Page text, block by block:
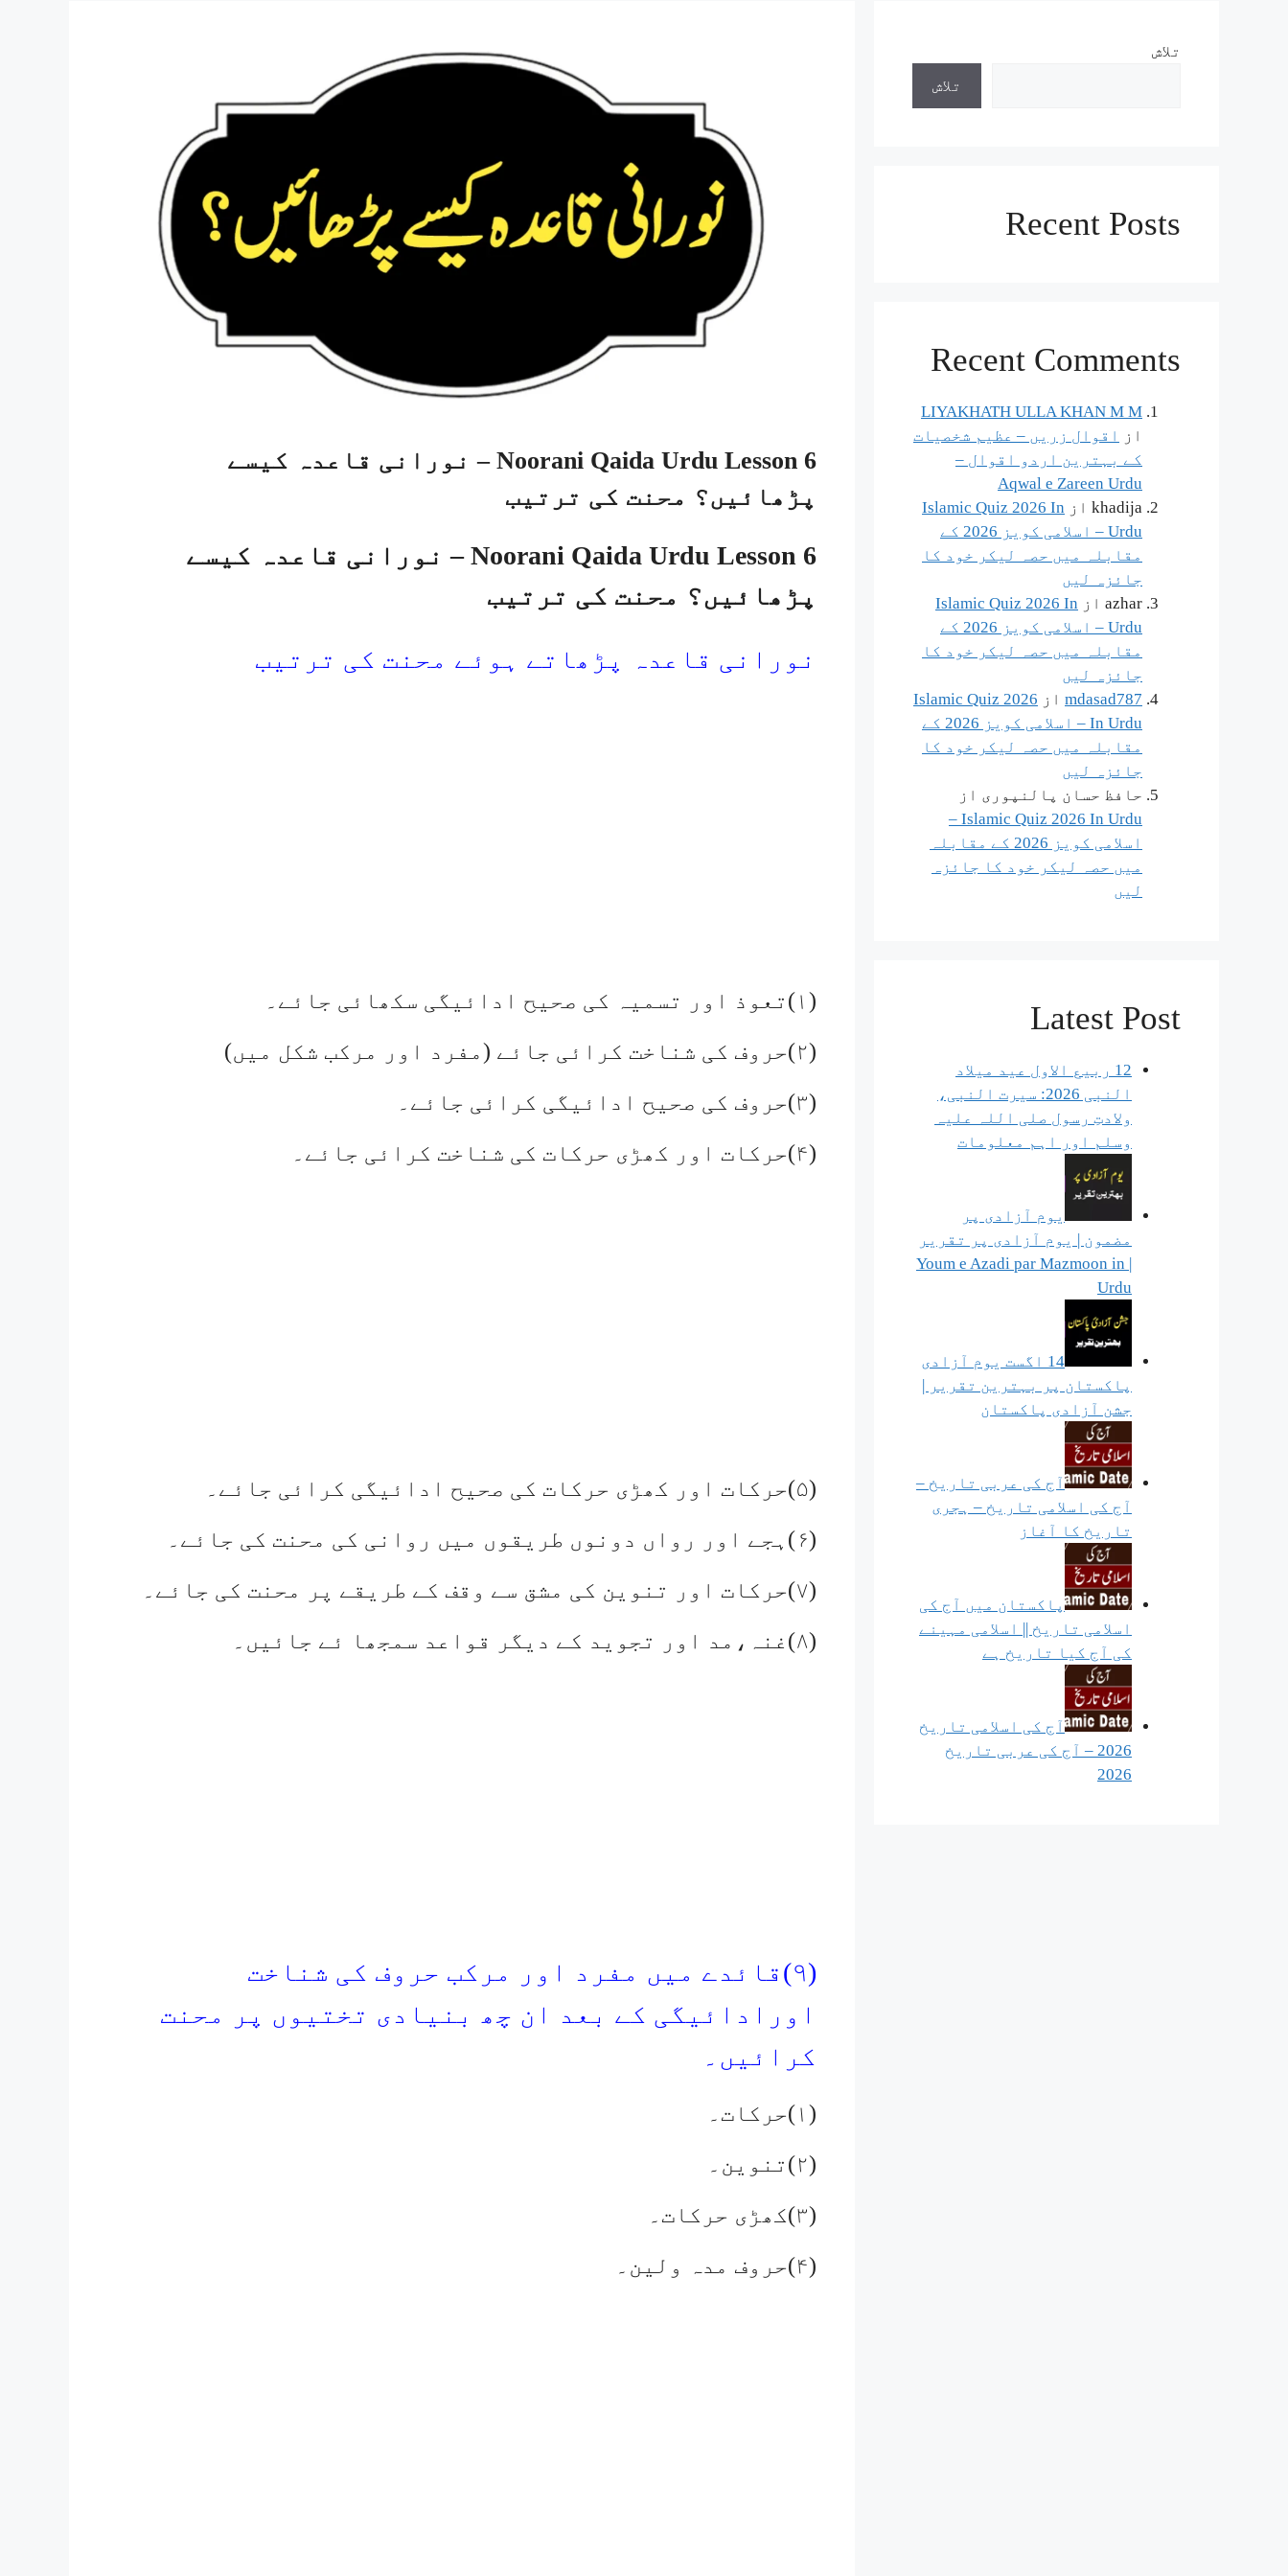
Noorani Qaida Urdu Lesson 6 – نورانی قاعدہ کیسے
پڑھائیں؟ محنت کی ترتیب
Noorani Qaida Urdu Lesson 6 – نورانی قاعدہ کیسے
پڑھائیں؟ محنت کی ترتیب
نورانی قاعدہ پڑھاتے ہوئے محنت کی ترتیب
(۱)تعوذ اور تسمیہ کی صحیح ادائیگی سکھائی جائے۔
(۲)حروف کی شناخت کرائی جائے (مفرد اور مرکب شکل میں)
(۳)حروف کی صحیح ادائیگی کرائی جائے۔
(۴)حرکات اور کھڑی حرکات کی شناخت کرائی جائے۔
(۵)حرکات اور کھڑی حرکات کی صحیح ادائیگی کرائی جائے۔
(۶)ہجے اور رواں دونوں طریقوں میں روانی کی محنت کی جائے۔
(۷)حرکات اور تنوین کی مشق سے وقف کے طریقے پر محنت کی جائے۔
(۸)غنہ،مد اور تجوید کے دیگر قواعد سمجھا ئے جائیں۔
(۹)قائدے میں مفرد اور مرکب حروف کی شناخت
اورادائیگی کے بعد ان چھ بنیادی تختیوں پر محنت
کرائیں۔
(۱)حرکات۔
(۲)تنوین۔
(۳)کھڑی حرکات۔
(۴)حروف مدہ ولین۔
تلاش
تلاش
Recent Posts
Recent Comments
LIYAKHATH ULLA KHAN M M
از
اقوال زریں – عظیم شخصیات
کے بہترین اردو اقوال –
Aqwal e Zareen Urdu
khadija از Islamic Quiz 2026 In
Urdu – اسلامی کویز 2026 کے
مقابلہ میں حصہ لیکر خود کا
جائزہ لیں
azhar از Islamic Quiz 2026 In
Urdu – اسلامی کویز 2026 کے
مقابلہ میں حصہ لیکر خود کا
جائزہ لیں
mdasad787 از Islamic Quiz 2026
In Urdu – اسلامی کویز 2026 کے
مقابلہ میں حصہ لیکر خود کا
جائزہ لیں
حافظ حسان پالنپوری از
Islamic Quiz 2026 In Urdu –
اسلامی کویز 2026 کے مقابلہ
میں حصہ لیکر خود کا جائزہ
لیں
Latest Post
12 ربیع الاول عید میلاد
النبی 2026: سیرت النبی،
ولادتِ رسول صلی اللہ علیہ
وسلم اور اہم معلومات
یوم آزادی پر
مضمون | یوم آزادی پر تقریر
| Youm e Azadi par Mazmoon in
Urdu
14 اگست یوم آزادی
پاکستان پر بہترین تقریر |
جشن آزادی پاکستان
آج کی عربی تاریخ –
آج کی اسلامی تاریخ – ہجری
تاریخ کا آغاز
پاکستان میں آج کی
اسلامی تاریخ || اسلامی مہینے
کی آج کیا تاریخ ہے
آج کی اسلامی تاریخ
2026 – آج کی عربی تاریخ
2026